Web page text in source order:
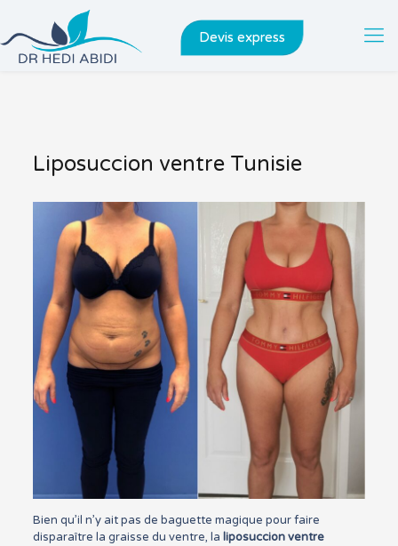
Devis express
Liposuccion ventre Tunisie
Bien qu’il n’y ait pas de baguette magique pour faire
disparaître la graisse du ventre, la liposuccion ventre